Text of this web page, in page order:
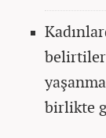
birlikte